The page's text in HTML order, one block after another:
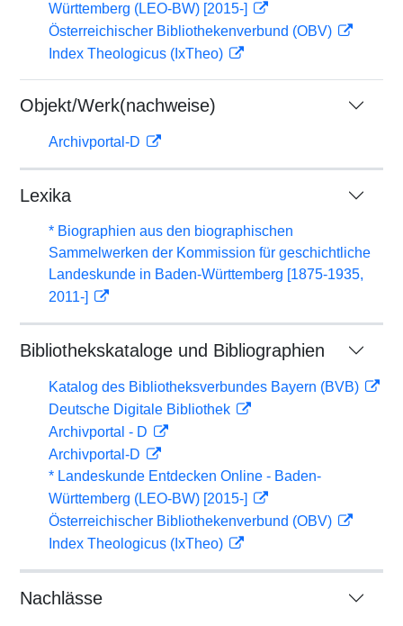
Württemberg (LEO-BW) [2015-]
Österreichischer Bibliothekenverbund (OBV)
Index Theologicus (IxTheo)
Objekt/Werk(nachweise)
Archivportal-D
Lexika
* Biographien aus den biographischen
Sammelwerken der Kommission für geschichtliche
Landeskunde in Baden-Württemberg [1875-1935,
2011-]
Bibliothekskataloge und Bibliographien
Katalog des Bibliotheksverbundes Bayern (BVB)
Deutsche Digitale Bibliothek
Archivportal - D
Archivportal-D
* Landeskunde Entdecken Online - Baden-
Württemberg (LEO-BW) [2015-]
Österreichischer Bibliothekenverbund (OBV)
Index Theologicus (IxTheo)
Nachlässe